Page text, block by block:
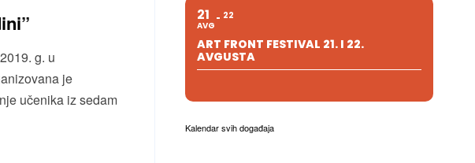
g. u
je
učenika iz sedam
21
AVG
22
ART FRONT FESTIVAL 21. I 22.
AVGUSTA
Kalendar svih događaja